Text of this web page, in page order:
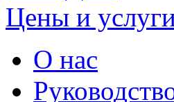
Цены и
О нас